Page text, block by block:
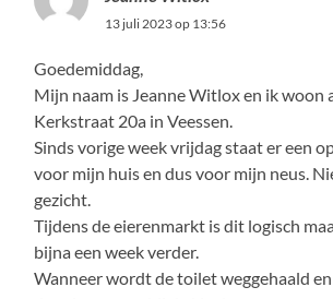
13 juli 2023 op 13:56
Goedemiddag,
Mijn naam is Jeanne Witlox en ik woon
Kerkstraat 20a in Veessen.
Sinds vorige week vrijdag staat er een
voor mijn huis en dus voor mijn neus.
gezicht.
Tijdens de eierenmarkt is dit logisch
bijna een week verder.
Wanneer wordt de toilet weggehaald